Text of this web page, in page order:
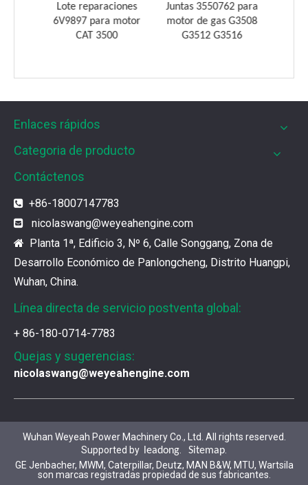
Los filtros UPF de Weyeah son ideales para motores
¿Cuál es el encanto de las piezas de la serie 3500 de Caterpillar?
Los productos de gas de alta calidad son
Muchos consumidores quieren encontrar
Se pueden utilizar piezas de diferentes series de
Ya sea que su motor funcione con diesel, petróleo
Lote reparaciones
6V9897 para motor
CAT 3500
Juntas 3550762 para
motor de gas G3508
G3512 G3516
Enlaces rápidos
Categoria de producto
Contáctenos
 +86-18007147783
 nicolaswang@weyeahengine.com
 Planta 1ª, Edificio 3, Nº 6, Calle Songgang, Zona de
Desarrollo Económico de Panlongcheng, Distrito Huangpi,
Wuhan, China.
Línea directa de servicio postventa global:
+ 86-180-0714-7783
Quejas y sugerencias:
nicolaswang@weyeahengine.com
Wuhan Weyeah Power Machinery Co., Ltd. All rights reserved.
Supported by
leadong Sitemap
GE Jenbacher, MWM, Caterpillar, Deutz, MAN B&W, MTU, Wartsila
son marcas registradas propiedad de sus fabricantes.